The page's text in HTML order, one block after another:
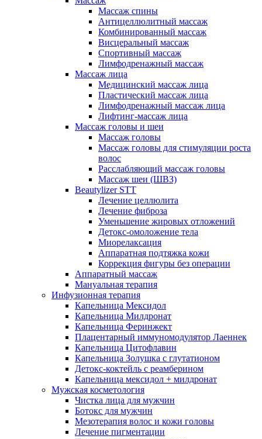
Массаж спины
Антицеллюлитный массаж
Комбинированный массаж
Висцеральный массаж
Спортивный массаж
Лимфодренажный массаж
Массаж лица
Медицинский массаж лица
Пластический массаж лица
Лимфодренажный массаж лица
Лифтинг-массаж лица
Массаж головы и шеи
Массаж головы
Массаж головы для стимуляции роста
волос
Расслабляющий массаж головы
Массаж шеи (ШВЗ)
Beautylizer STT
Лечение целлюлита
Лечение фиброза
Уменьшение жировых отложений
Детокс-омоложение тела
Миорелаксация
Аппаратная подтяжка кожи
Коррекция фигуры без операции
Аппаратный массаж
Мануальная терапия
Инфузионная терапия
Капельница Мексидол
Капельница Милдронат
Капельница Феринжект
Плацентарный иммуномодулятор Лаеннек
Капельница Цитофлавин
Капельница Золушка с глутатионом
Детокс-коктейль с реамберином
Капельница мексидол + милдронат
Мужская косметология
Чистка лица для мужчин
Ботокс для мужчин
Мезотерапия волос и кожи головы
Лечение пигментации